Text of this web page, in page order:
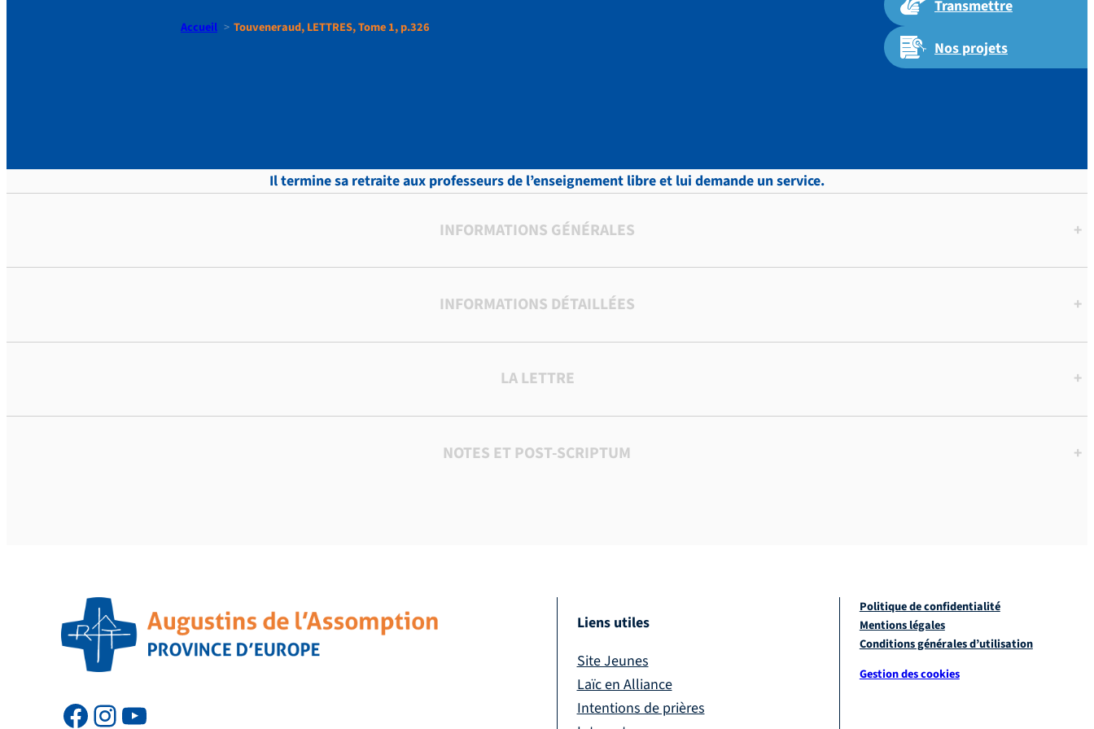
Transmettre
Nos projets
Accueil Touveneraud, LETTRES, Tome 1, p.326
Il termine sa retraite aux professeurs de l’enseignement libre et lui demande un service.
INFORMATIONS GÉNÉRALES +
INFORMATIONS DÉTAILLÉES +
LA LETTRE +
NOTES ET POST-SCRIPTUM +
Liens utiles
Site Jeunes
Laïc en Alliance
Intentions de prières
Politique de confidentialité
Mentions légales
Conditions générales d’utilisation
Gestion des cookies